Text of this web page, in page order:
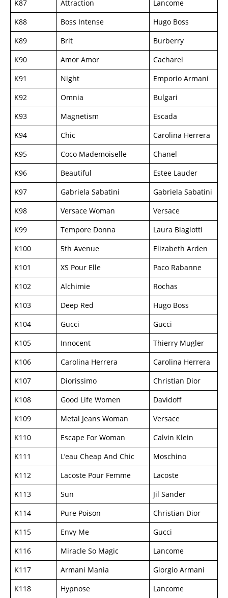
K87 Attraction
Lancome
K88
Boss Intense
Hugo Boss
K89
Brit
Burberry
K90
Amor Amor
Cacharel
K91
Night
Emporio Armani
K92
Omnia
Bulgari
K93
Magnetism
Escada
K94
Chic
Carolina Herrera
K95
Coco Mademoiselle
Chanel
K96
Beautiful
Estee Lauder
K97
Gabriela Sabatini
Gabriela Sabatini
K98
Versace Woman
Versace
K99
Tempore Donna
Laura Biagiotti
K100
5th Avenue
Elizabeth Arden
K101
XS Pour Elle
Paco Rabanne
K102
Alchimie
Rochas
K103
Deep Red
Hugo Boss
K104
Gucci
Gucci
K105
Innocent
Thierry Mugler
K106
Carolina Herrera
Carolina Herrera
K107
Diorissimo
Christian Dior
K108
Good Life Women
Davidoff
K109
Metal Jeans Woman
Versace
K110
Escape For Woman
Calvin Klein
K111
L’eau Cheap And Chic
Moschino
K112
Lacoste Pour Femme
Lacoste
K113
Sun
Jil Sander
K114
Pure Poison
Christian Dior
K115
Envy Me
Gucci
K116
Miracle So Magic
Lancome
K117
Armani Mania
Giorgio Armani
K118
Hypnose
Lancome